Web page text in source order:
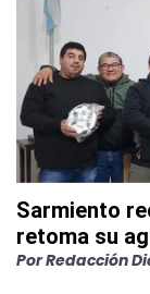
Sarmiento
retoma su
PorRedacción